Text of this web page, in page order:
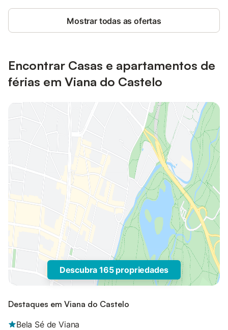
Mostrar todas as ofertas
Encontrar Casas e apartamentos de
férias em Viana do Castelo
Descubra 165 propriedades
Destaques em Viana do Castelo
Bela Sé de Viana